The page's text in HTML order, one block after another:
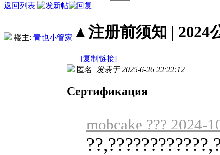
返回列表
楼主: 青也小管家 ▲注册前须知 | 2024
[复制链接]
匿名 发表于 2025-6-26 22:22:12
Сертификация
mobcake ??? 2024-